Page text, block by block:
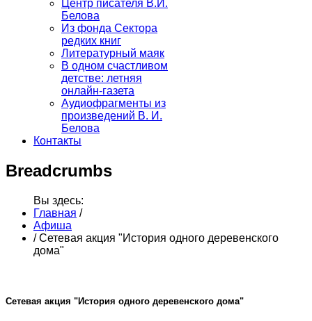
Центр писателя В.И.
Белова
Из фонда Сектора
редких книг
Литературный маяк
В одном счастливом
детстве: летняя
онлайн-газета
Аудиофрагменты из
произведений В. И.
Белова
Контакты
Breadcrumbs
Вы здесь:
Главная /
Афиша
/ Сетевая акция "История одного деревенского
дома"
Сетевая акция "История одного деревенского дома"